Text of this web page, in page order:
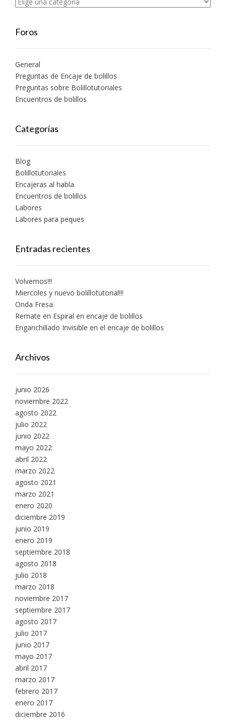
Foros
General
Preguntas de Encaje de bolillos
Preguntas sobre Bolillotutoriales
Encuentros de bolillos
Categorías
Blog
Bolillotutoriales
Encajeras al habla
Encuentros de bolillos
Labores
Labores para peques
Entradas recientes
Volvemos!!!
Miercoles y nuevo bolillotutorial!!!
Onda Fresa
Remate en Espiral en encaje de bolillos
Enganchillado Invisible en el encaje de bolillos
Archivos
junio 2026
noviembre 2022
agosto 2022
julio 2022
junio 2022
mayo 2022
abril 2022
marzo 2022
agosto 2021
marzo 2021
enero 2020
diciembre 2019
junio 2019
enero 2019
septiembre 2018
agosto 2018
julio 2018
marzo 2018
noviembre 2017
septiembre 2017
agosto 2017
julio 2017
junio 2017
mayo 2017
abril 2017
marzo 2017
febrero 2017
enero 2017
diciembre 2016